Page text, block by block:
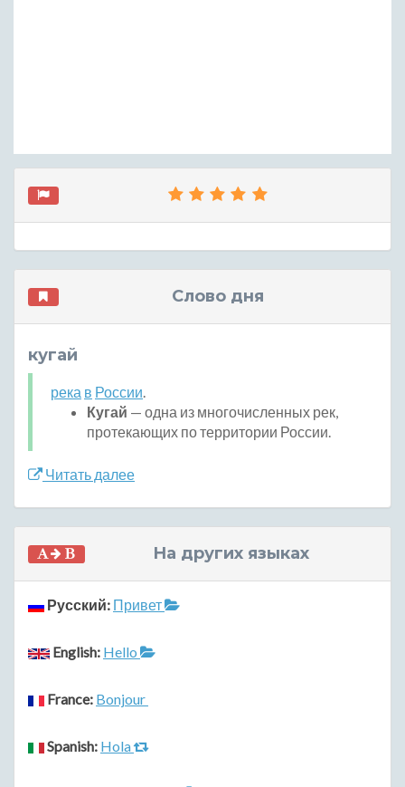
Слово дня
кугай
река в России.
Кугай — одна из многочисленных рек,
протекающих по территории России.
Читать далее
На других языках
Русский: Привет
English: Hello
France: Bonjour
Spanish: Hola